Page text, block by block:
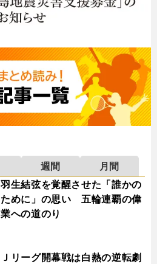
週間
月間
羽生結弦を覚醒させた「誰かの
ために」の思い 五輪連覇の偉
業への道のり
Ｊリーグ開幕戦は白熱の逆転劇